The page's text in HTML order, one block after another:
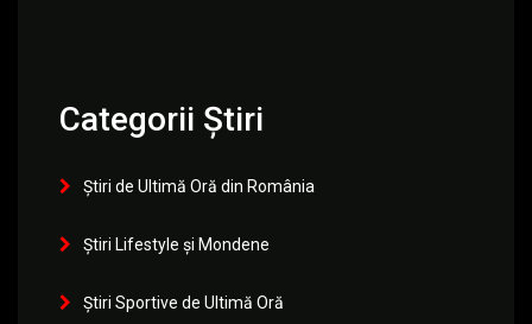
Categorii Știri
Știri de Ultimă Oră din România
Știri Lifestyle și Mondene
Știri Sportive de Ultimă Oră